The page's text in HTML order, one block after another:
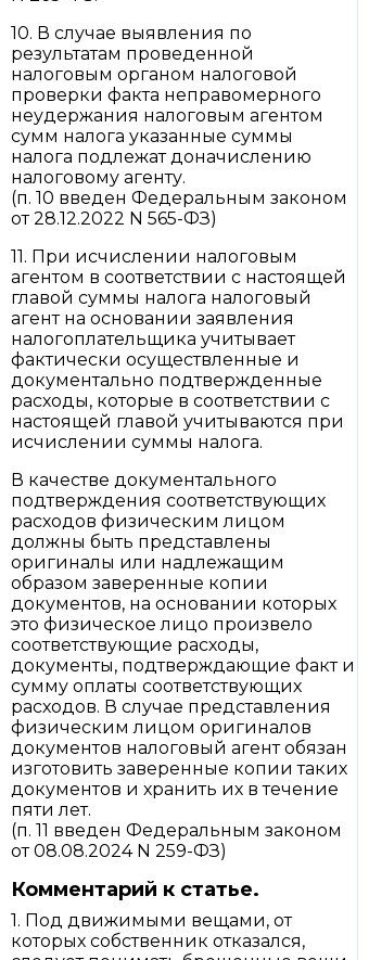
10. В случае выявления по
результатам проведенной
налоговым органом налоговой
проверки факта неправомерного
неудержания налоговым агентом
сумм налога указанные суммы
налога подлежат доначислению
налоговому агенту.
(п. 10 введен Федеральным законом
от 28.12.2022 N 565-ФЗ)
11. При исчислении налоговым
агентом в соответствии с настоящей
главой суммы налога налоговый
агент на основании заявления
налогоплательщика учитывает
фактически осуществленные и
документально подтвержденные
расходы, которые в соответствии с
настоящей главой учитываются при
исчислении суммы налога.
В качестве документального
подтверждения соответствующих
расходов физическим лицом
должны быть представлены
оригиналы или надлежащим
образом заверенные копии
документов, на основании которых
это физическое лицо произвело
соответствующие расходы,
документы, подтверждающие факт и
сумму оплаты соответствующих
расходов. В случае представления
физическим лицом оригиналов
документов налоговый агент обязан
изготовить заверенные копии таких
документов и хранить их в течение
пяти лет.
(п. 11 введен Федеральным законом
от 08.08.2024 N 259-ФЗ)
Комментарий к статье.
1. Под движимыми вещами, от
которых собственник отказался,